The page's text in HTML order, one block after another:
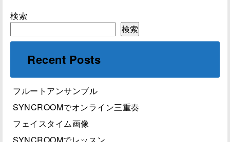
検索
検索
Recent Posts
フルートアンサンブル
SYNCROOMでオンライン三重奏
フェイスタイム画像
SYNCROOMでレッスン